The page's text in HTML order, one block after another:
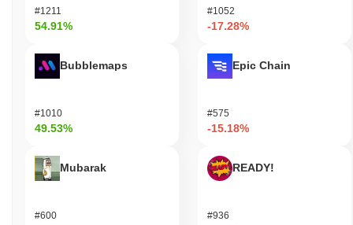
#1211
54.91%
Bubblemaps
#1010
49.53%
Mubarak
#600
#1052
-17.28%
Epic Chain
#575
-15.18%
READY!
#936